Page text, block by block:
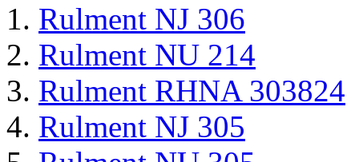
Rulment NJ 306
Rulment NU 214
Rulment RHNA 303824
Rulment NJ 305